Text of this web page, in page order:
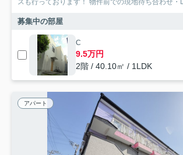
スも行っております！ 物件前での現地待ち合わせ・
募集中の部屋
C
9.5万円
2階 / 40.10㎡ / 1LDK
アパート